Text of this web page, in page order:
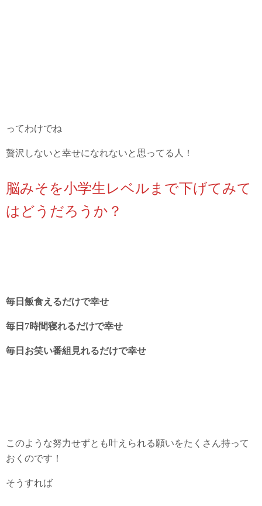
ってわけでね
贅沢しないと幸せになれないと思ってる人！
脳みそを小学生レベルまで下げてみて
はどうだろうか？
毎日飯食えるだけで幸せ
毎日7時間寝れるだけで幸せ
毎日お笑い番組見れるだけで幸せ
このような努力せずとも叶えられる願いをたくさん持って
おくのです！
そうすれば